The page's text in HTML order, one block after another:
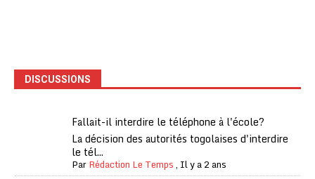
DISCUSSIONS
Fallait-il interdire le téléphone à l'école?
La décision des autorités togolaises d'interdire
le tél...
ParRédaction Le Temps, Il y a 2 ans